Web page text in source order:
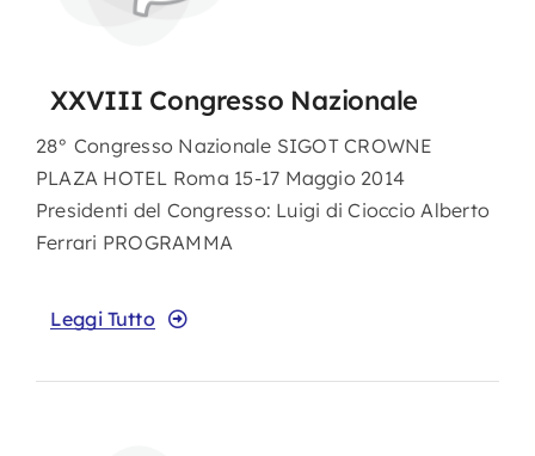
XXVIII Congresso Nazionale
28° Congresso Nazionale SIGOT CROWNE
PLAZA HOTEL Roma 15-17 Maggio 2014
Presidenti del Congresso: Luigi di Cioccio Alberto
Ferrari PROGRAMMA
Leggi Tutto